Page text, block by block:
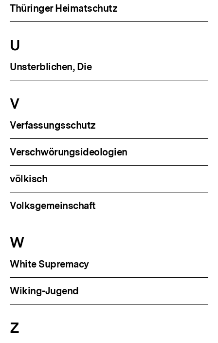
Thüringer Heimatschutz
U
Unsterblichen, Die
V
Verfassungsschutz
Verschwörungsideologien
völkisch
Volksgemeinschaft
W
White Supremacy
Wiking-Jugend
Z